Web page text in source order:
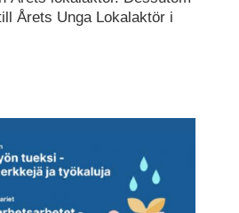
Årets Unga Lokalaktör i